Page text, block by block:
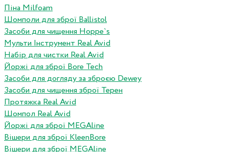
Піна Milfoam
Шомполи для зброї Ballistol
Засоби для чищення Hoppe`s
Мульти Інструмент Real Avid
Набір для чистки Real Avid
Йоржі для зброї Bore Tech
Засоби для догляду за зброєю Dewey
Засоби для чищення зброї Терен
Протяжка Real Avid
Шомпол Real Avid
Йоржі для зброї MEGAline
Вішери для зброї KleenBore
Вішери для зброї MEGAline